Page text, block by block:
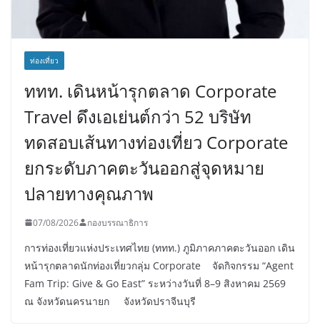
ท่องเที่ยว
ททท. เดินหน้ารุกตลาด Corporate
Travel ดึงเอเย่นต์กว่า 52 บริษัท
ทดสอบเส้นทางท่องเที่ยว Corporate
ยกระดับภาคตะวันออกสู่จุดหมาย
ปลายทางคุณภาพ
07/08/2026 กองบรรณาธิการ
การท่องเที่ยวแห่งประเทศไทย (ททท.) ภูมิภาคภาคตะวันออก เดิน
หน้ารุกตลาดนักท่องเที่ยวกลุ่ม Corporate จัดกิจกรรม “Agent
Fam Trip: Give & Go East” ระหว่างวันที่ 8–9 สิงหาคม 2569
ณ จังหวัดนครนายก จังหวัดปราจีนบุรี